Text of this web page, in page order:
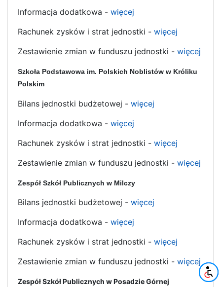
Informacja dodatkowa - więcej
Rachunek zysków i strat jednostki - więcej
Zestawienie zmian w funduszu jednostki - więcej
Szkoła Podstawowa im. Polskich Noblistów w Króliku
Polskim
Bilans jednostki budżetowej - więcej
Informacja dodatkowa - więcej
Rachunek zysków i strat jednostki - więcej
Zestawienie zmian w funduszu jednostki - więcej
Zespół Szkół Publicznych w Milczy
Bilans jednostki budżetowej - więcej
Informacja dodatkowa - więcej
Rachunek zysków i strat jednostki - więcej
Zestawienie zmian w funduszu jednostki - więcej
Zespół Szkół Publicznych w Posadzie Górnej